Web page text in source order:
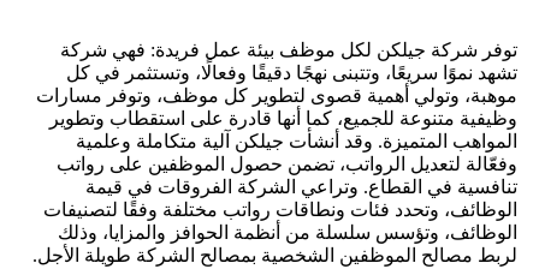
توفر شركة جيلكن لكل موظف بيئة عمل فريدة: فهي شركة
تشهد نموًا سريعًا، وتتبنى نهجًا دقيقًا وفعالًا، وتستثمر في كل
موهبة، وتولي أهمية قصوى لتطوير كل موظف، وتوفر مسارات
وظيفية متنوعة للجميع، كما أنها قادرة على استقطاب وتطوير
المواهب المتميزة. وقد أنشأت جيلكن آلية متكاملة وعلمية
وفعّالة لتعديل الرواتب، تضمن حصول الموظفين على رواتب
تنافسية في القطاع. وتراعي الشركة الفروقات في قيمة
الوظائف، وتحدد فئات ونطاقات رواتب مختلفة وفقًا لتصنيفات
الوظائف، وتؤسس سلسلة من أنظمة الحوافز والمزايا، وذلك
لربط مصالح الموظفين الشخصية بمصالح الشركة طويلة الأجل.